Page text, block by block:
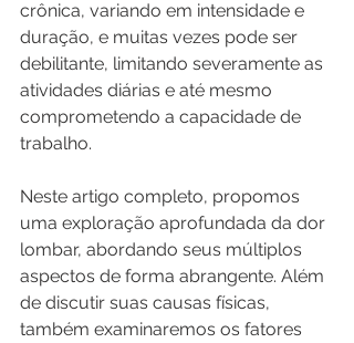
crônica, variando em intensidade e
duração, e muitas vezes pode ser
debilitante, limitando severamente as
atividades diárias e até mesmo
comprometendo a capacidade de
trabalho.
Neste artigo completo, propomos
uma exploração aprofundada da dor
lombar, abordando seus múltiplos
aspectos de forma abrangente. Além
de discutir suas causas físicas,
também examinaremos os fatores